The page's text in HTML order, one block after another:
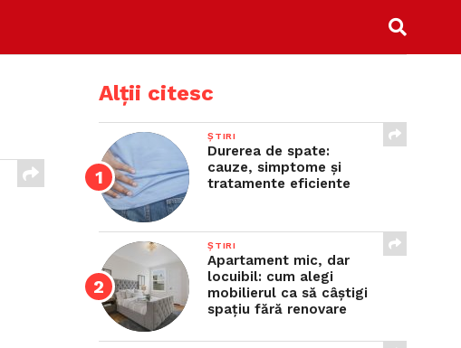
Alții citesc
ȘTIRI
Durerea de spate:
cauze, simptome și
tratamente eficiente
ȘTIRI
Apartament mic, dar
locuibil: cum alegi
mobilierul ca să câștigi
spațiu fără renovare